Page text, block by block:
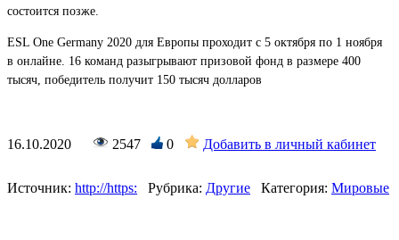
состоится позже.
ESL One Germany 2020 для Европы проходит с 5 октября по 1 ноября
в онлайне. 16 команд разыгрывают призовой фонд в размере 400
тысяч, победитель получит 150 тысяч долларов
16.10.2020 2547 0 Добавить в личный кабинет
Источник: http://https: Рубрика: Другие Категория: Мировые